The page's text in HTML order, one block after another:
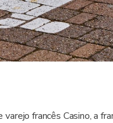
francês Casino, a